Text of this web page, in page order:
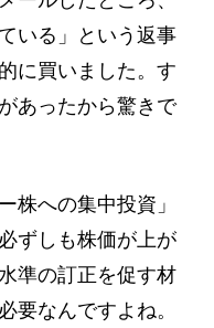
いる」という返事
に買いました。す
あったから驚きで
株への集中投資」
ずしも株価が上が
準の訂正を促す材
要なんですよね。